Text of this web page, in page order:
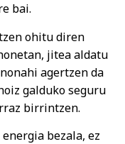
bai.
ohitu diren
jitea aldatu
agertzen da
galduko seguru
birrintzen.
bezala, ez